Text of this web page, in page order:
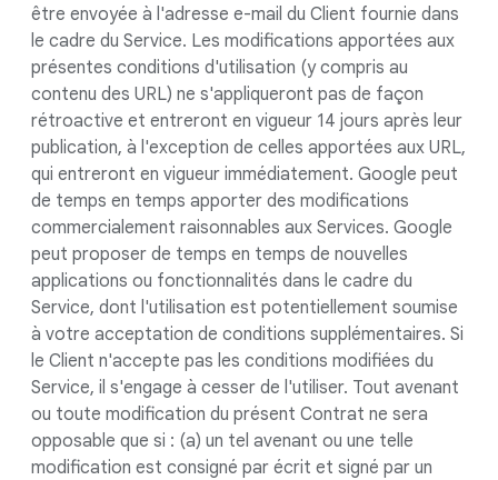
être envoyée à l'adresse e-mail du Client fournie dans
le cadre du Service. Les modifications apportées aux
présentes conditions d'utilisation (y compris au
contenu des URL) ne s'appliqueront pas de façon
rétroactive et entreront en vigueur 14 jours après leur
publication, à l'exception de celles apportées aux URL,
qui entreront en vigueur immédiatement. Google peut
de temps en temps apporter des modifications
commercialement raisonnables aux Services. Google
peut proposer de temps en temps de nouvelles
applications ou fonctionnalités dans le cadre du
Service, dont l'utilisation est potentiellement soumise
à votre acceptation de conditions supplémentaires. Si
le Client n'accepte pas les conditions modifiées du
Service, il s'engage à cesser de l'utiliser. Tout avenant
ou toute modification du présent Contrat ne sera
opposable que si : (a) un tel avenant ou une telle
modification est consigné par écrit et signé par un